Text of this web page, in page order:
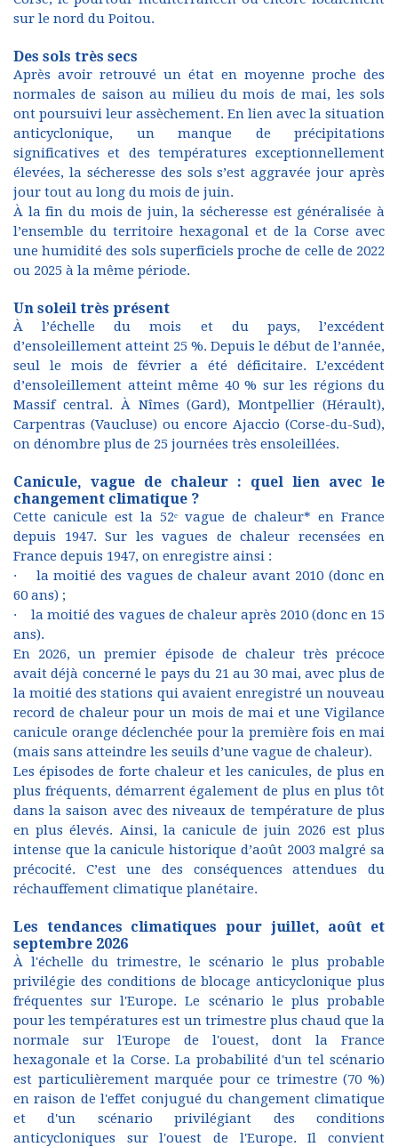
sur le nord du Poitou.
Des sols très secs
Après avoir retrouvé un état en moyenne proche des
normales de saison au milieu du mois de mai, les sols
ont poursuivi leur assèchement. En lien avec la situation
anticyclonique, un manque de précipitations
significatives et des températures exceptionnellement
élevées, la sécheresse des sols s’est aggravée jour après
jour tout au long du mois de juin.
À la fin du mois de juin, la sécheresse est généralisée à
l’ensemble du territoire hexagonal et de la Corse avec
une humidité des sols superficiels proche de celle de 2022
ou 2025 à la même période.
Un soleil très présent
À l’échelle du mois et du pays, l’excédent
d’ensoleillement atteint 25 %. Depuis le début de l’année,
seul le mois de février a été déficitaire. L’excédent
d’ensoleillement atteint même 40 % sur les régions du
Massif central. À Nîmes (Gard), Montpellier (Hérault),
Carpentras (Vaucluse) ou encore Ajaccio (Corse-du-Sud),
on dénombre plus de 25 journées très ensoleillées.
Canicule, vague de chaleur : quel lien avec le
changement climatique ?
Cette canicule est la 52ᵉ vague de chaleur* en France
depuis 1947. Sur les vagues de chaleur recensées en
France depuis 1947, on enregistre ainsi :
· la moitié des vagues de chaleur avant 2010 (donc en
60 ans) ;
· la moitié des vagues de chaleur après 2010 (donc en 15
ans).
En 2026, un premier épisode de chaleur très précoce
avait déjà concerné le pays du 21 au 30 mai, avec plus de
la moitié des stations qui avaient enregistré un nouveau
record de chaleur pour un mois de mai et une Vigilance
canicule orange déclenchée pour la première fois en mai
(mais sans atteindre les seuils d’une vague de chaleur).
Les épisodes de forte chaleur et les canicules, de plus en
plus fréquents, démarrent également de plus en plus tôt
dans la saison avec des niveaux de température de plus
en plus élevés. Ainsi, la canicule de juin 2026 est plus
intense que la canicule historique d’août 2003 malgré sa
précocité. C’est une des conséquences attendues du
réchauffement climatique planétaire.
Les tendances climatiques pour juillet, août et
septembre 2026
À l'échelle du trimestre, le scénario le plus probable
privilégie des conditions de blocage anticyclonique plus
fréquentes sur l'Europe. Le scénario le plus probable
pour les températures est un trimestre plus chaud que la
normale sur l'Europe de l'ouest, dont la France
hexagonale et la Corse. La probabilité d'un tel scénario
est particulièrement marquée pour ce trimestre (70 %)
en raison de l'effet conjugué du changement climatique
et d'un scénario privilégiant des conditions
anticycloniques sur l'ouest de l'Europe. Il convient